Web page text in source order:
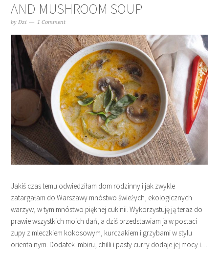
AND MUSHROOM SOUP
byDzi 1 Comment
Jakiś czas temu odwiedziłam dom rodzinny i jak zwykle
zatargałam do Warszawy mnóstwo świeżych, ekologicznych
warzyw, w tym mnóstwo pięknej cukinii. Wykorzystuję ją teraz do
prawie wszystkich moich dań, a dziś przedstawiam ją w postaci
zupy z mleczkiem kokosowym, kurczakiem i grzybami w stylu
orientalnym. Dodatek imbiru, chilli i pasty curry dodaje jej mocy i…